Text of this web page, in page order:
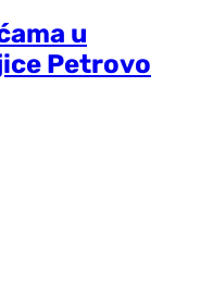
u
Petrovo